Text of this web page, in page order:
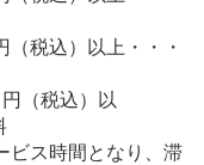
税込）以上・・・
（税込）以
ビス時間となり、滞